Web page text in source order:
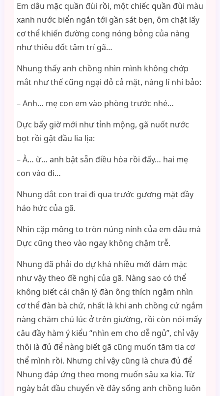
Em dâu mặc quần đùi rồi, một chiếc quần đùi màu
xanh nước biển ngắn tới gần sát bẹn, ôm chặt lấy
cơ thể khiến đường cong nóng bỏng của nàng
như thiêu đốt tâm trí gã…
Nhung thấy anh chồng nhìn mình không chớp
mắt như thế cũng ngại đỏ cả mặt, nàng lí nhí bảo:
– Anh… mẹ con em vào phòng trước nhé…
Dực bấy giờ mới như tỉnh mộng, gã nuốt nước
bọt rồi gật đầu lia lịa:
– À… ừ… anh bật sẵn điều hòa rồi đấy… hai mẹ
con vào đi…
Nhung dắt con trai đi qua trước gương mặt đầy
háo hức của gã.
Nhìn cặp mông to tròn núng nính của em dâu mà
Dực cũng theo vào ngay không chậm trễ.
Nhung đã phải do dự khá nhiều mới dám mặc
như vậy theo đề nghị của gã. Nàng sao có thể
không biết cái chân lý đàn ông thích ngắm nhìn
cơ thể đàn bà chứ, nhất là khi anh chồng cứ ngắm
nàng chăm chú lúc ở trên giường, rồi còn nói mấy
câu đầy hàm ý kiểu “nhìn em cho dễ ngủ”, chỉ vậy
thôi là đủ để nàng biết gã cũng muốn tăm tia cơ
thể mình rồi. Nhưng chỉ vậy cũng là chưa đủ để
Nhung đáp ứng theo mong muốn sâu xa kia. Từ
ngày bắt đầu chuyển về đây sống anh chồng luôn